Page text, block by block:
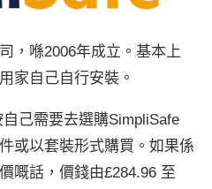
，喺2006年成立。基本上
家自己自行安裝。
己需要去選購SimpliSafe
或以套裝形式購買。如果係
嘅話，價錢由£284.96 至